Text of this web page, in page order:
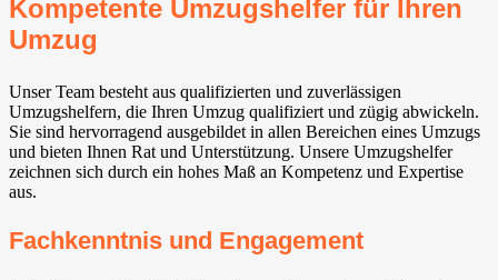
Kompetente Umzugshelfer für Ihren
Umzug
Unser Team besteht aus qualifizierten und zuverlässigen
Umzugshelfern, die Ihren Umzug qualifiziert und zügig abwickeln.
Sie sind hervorragend ausgebildet in allen Bereichen eines Umzugs
und bieten Ihnen Rat und Unterstützung. Unsere Umzugshelfer
zeichnen sich durch ein hohes Maß an Kompetenz und Expertise
aus.
Fachkenntnis und Engagement